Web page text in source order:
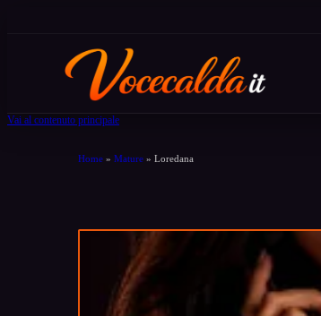
Vai al contenuto principale
Home » Mature » Loredana